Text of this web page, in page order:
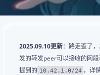
2025.09.10更新：路走歪了
发的转发peer可以接收的网
提到的 10.42.1.0/24 ，详